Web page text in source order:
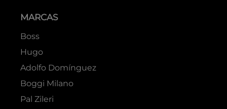
MARCAS
Boss
Hugo
Adolfo Domínguez
Boggi Milano
Pal Zileri